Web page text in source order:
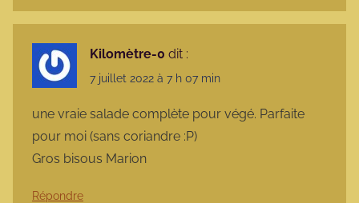
Kilomètre-0 dit :
7 juillet 2022 à 7 h 07 min
une vraie salade complète pour végé. Parfaite
pour moi (sans coriandre :P)
Gros bisous Marion
Répondre